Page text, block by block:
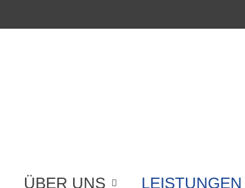
ÜBER UNS LEISTUNGEN